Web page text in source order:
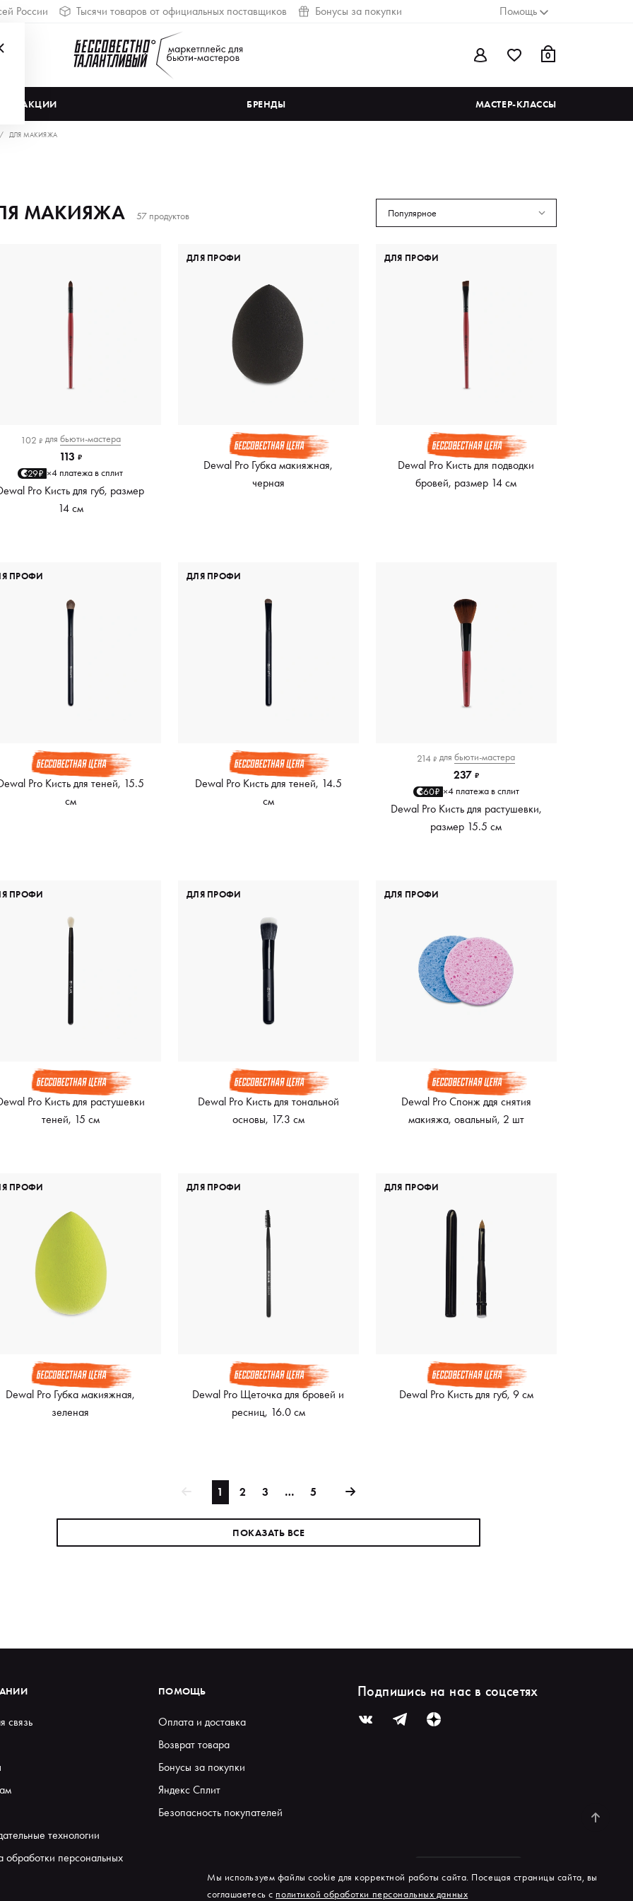
России Тысячи товаров от официальных поставщиков Бонусы за покупки Помощь
0
АКЦИИ БРЕНДЫ МАСТЕР-КЛАССЫ
ДЛЯ МАКИЯЖА
МАКИЯЖА 57 продуктов Популярное
102 ₽ для бьюти-мастера
113 ₽
29₽ ×4 платежа в сплит
Pro Кисть для губ, размер
14 см
Dewal Pro Губка макияжная,
черная
ДЛЯ ПРОФИ
Dewal Pro Кисть для подводки
бровей, размер 14 см
ДЛЯ ПРОФИ
Pro Кисть для теней, 15.5
см
ПРОФИ
Dewal Pro Кисть для теней, 14.5
см
ДЛЯ ПРОФИ
214 ₽ для бьюти-мастера
237 ₽
60₽ ×4 платежа в сплит
Dewal Pro Кисть для растушевки,
размер 15.5 см
Pro Кисть для растушевки
теней, 15 см
ПРОФИ
Dewal Pro Кисть для тональной
основы, 17.3 см
ДЛЯ ПРОФИ
Dewal Pro Спонж ддя снятия
макияжа, овальный, 2 шт
ДЛЯ ПРОФИ
Dewal Pro Губка макияжная,
зеленая
ПРОФИ
Dewal Pro Щеточка для бровей и
ресниц, 16.0 см
ДЛЯ ПРОФИ
Dewal Pro Кисть для губ, 9 см
ДЛЯ ПРОФИ
1 2 3 … 5
ПОКАЗАТЬ ВСЕ
связь
технологии
обработки персональных
ПОМОЩЬ
Оплата и доставка
Возврат товара
Бонусы за покупки
Яндекс Сплит
Безопасность покупателей
Подпишись на нас в соцсетях
Мы используем файлы cookie для корректной работы сайта. Посещая страницы сайта, вы
соглашаетесь с политикой обработки персональных данных